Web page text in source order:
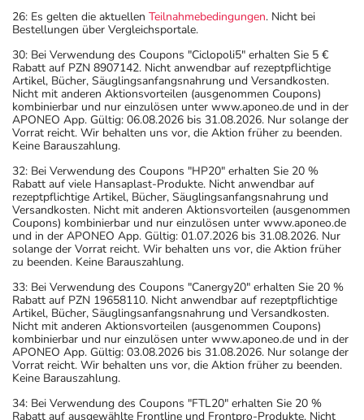
26: Es gelten die aktuellen Teilnahmebedingungen. Nicht bei
Bestellungen über Vergleichsportale.
30: Bei Verwendung des Coupons "Ciclopoli5" erhalten Sie 5 €
Rabatt auf PZN 8907142. Nicht anwendbar auf rezeptpflichtige
Artikel, Bücher, Säuglingsanfangsnahrung und Versandkosten.
Nicht mit anderen Aktionsvorteilen (ausgenommen Coupons)
kombinierbar und nur einzulösen unter www.aponeo.de und in der
APONEO App. Gültig: 06.08.2026 bis 31.08.2026. Nur solange der
Vorrat reicht. Wir behalten uns vor, die Aktion früher zu beenden.
Keine Barauszahlung.
32: Bei Verwendung des Coupons "HP20" erhalten Sie 20 %
Rabatt auf viele Hansaplast-Produkte. Nicht anwendbar auf
rezeptpflichtige Artikel, Bücher, Säuglingsanfangsnahrung und
Versandkosten. Nicht mit anderen Aktionsvorteilen (ausgenommen
Coupons) kombinierbar und nur einzulösen unter www.aponeo.de
und in der APONEO App. Gültig: 01.07.2026 bis 31.08.2026. Nur
solange der Vorrat reicht. Wir behalten uns vor, die Aktion früher
zu beenden. Keine Barauszahlung.
33: Bei Verwendung des Coupons "Canergy20" erhalten Sie 20 %
Rabatt auf PZN 19658110. Nicht anwendbar auf rezeptpflichtige
Artikel, Bücher, Säuglingsanfangsnahrung und Versandkosten.
Nicht mit anderen Aktionsvorteilen (ausgenommen Coupons)
kombinierbar und nur einzulösen unter www.aponeo.de und in der
APONEO App. Gültig: 03.08.2026 bis 31.08.2026. Nur solange der
Vorrat reicht. Wir behalten uns vor, die Aktion früher zu beenden.
Keine Barauszahlung.
34: Bei Verwendung des Coupons "FTL20" erhalten Sie 20 %
Rabatt auf ausgewählte Frontline und Frontpro-Produkte. Nicht